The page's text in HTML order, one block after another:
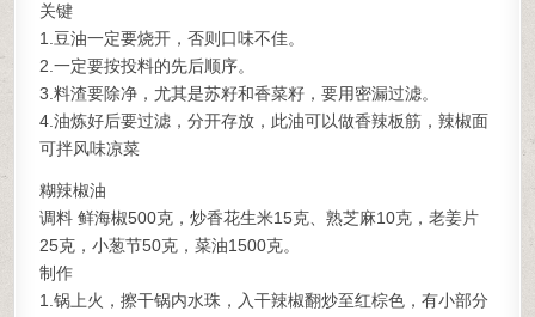
关键
1.豆油一定要烧开，否则口味不佳。
2.一定要按投料的先后顺序。
3.料渣要除净，尤其是苏籽和香菜籽，要用密漏过滤。
4.油炼好后要过滤，分开存放，此油可以做香辣板筋，辣椒面
可拌风味凉菜
糊辣椒油
调料 鲜海椒500克，炒香花生米15克、熟芝麻10克，老姜片
25克，小葱节50克，菜油1500克。
制作
1.锅上火，擦干锅内水珠，入干辣椒翻炒至红棕色，有小部分